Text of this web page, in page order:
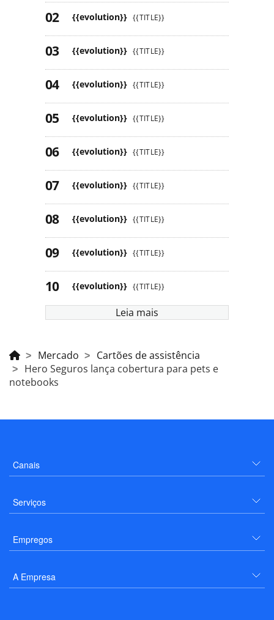
{{evolution}} {{TITLE}}
{{evolution}} {{TITLE}}
{{evolution}} {{TITLE}}
{{evolution}} {{TITLE}}
{{evolution}} {{TITLE}}
{{evolution}} {{TITLE}}
{{evolution}} {{TITLE}}
{{evolution}} {{TITLE}}
{{evolution}} {{TITLE}}
Leia mais
Mercado
Cartões de assistência
Hero Seguros lança cobertura para pets e
notebooks
Canais
Serviços
Empregos
A Empresa